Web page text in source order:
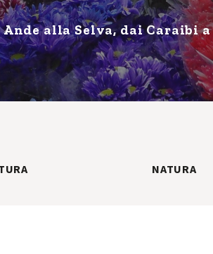
alla Selva, dai Caraibi
NATURA